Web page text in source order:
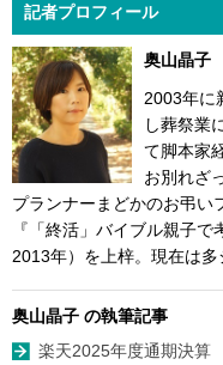
記者プロフィール
奥山晶子
2003年に
し葬祭業
て脚本家
お別れざ
プランナーまどかのお弔い
『「終活」バイブル親子
2013年）を上梓。現在は多
奥山晶子 の執筆記事
楽天2025年度通期決算